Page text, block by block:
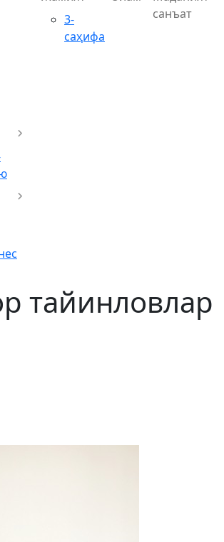
3-
саҳифа
санъат
тайинловлар